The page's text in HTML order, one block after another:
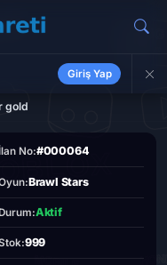
Giriş Yap
gold
İlan No:#000064
Brawl Stars
Aktif
999